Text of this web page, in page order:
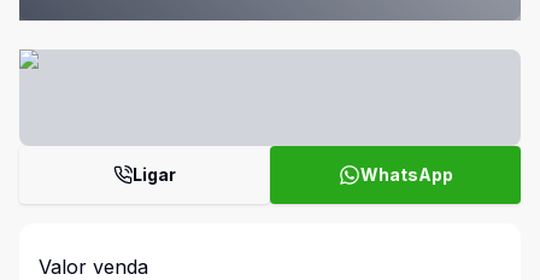
Ligar WhatsApp
Valor venda